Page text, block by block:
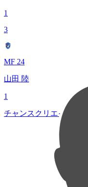
1
3
MF 24
山田 陸
1
チャンスクリエイト総数